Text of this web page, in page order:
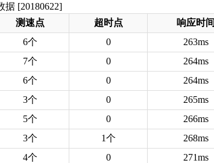
据 [20180622]
测速点 超时点 响应时间
6个 0 263ms
7个 0 264ms
6个 0 264ms
3个 0 265ms
5个 0 266ms
3个 1个 268ms
4个 0 271ms